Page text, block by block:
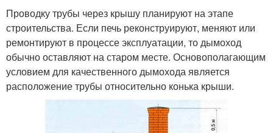
Проводку трубы через крышу планируют на этапе
строительства. Если печь реконструируют, меняют или
ремонтируют в процессе эксплуатации, то дымоход
обычно оставляют на старом месте. Основополагающим
условием для качественного дымохода является
расположение трубы относительно конька крыши.